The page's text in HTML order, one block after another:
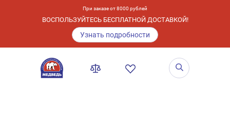
При заказе от 8000 рублей
ВОСПОЛЬЗУЙТЕСЬ БЕСПЛАТНОЙ ДОСТАВКОЙ!
Узнать подробности